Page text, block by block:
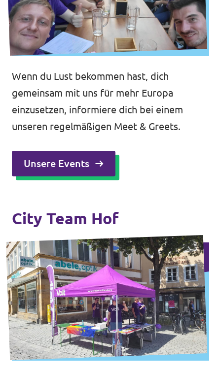
Wenn du Lust bekommen hast, dich
gemeinsam mit uns für mehr Europa
einzusetzen, informiere dich bei einem
unseren regelmäßigen Meet & Greets.
Unsere Events
City Team Hof